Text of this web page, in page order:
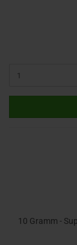
10 Gramm -